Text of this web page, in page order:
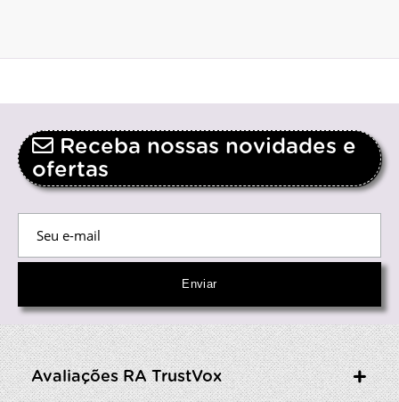
Receba nossas novidades e
ofertas
Avaliações RA TrustVox